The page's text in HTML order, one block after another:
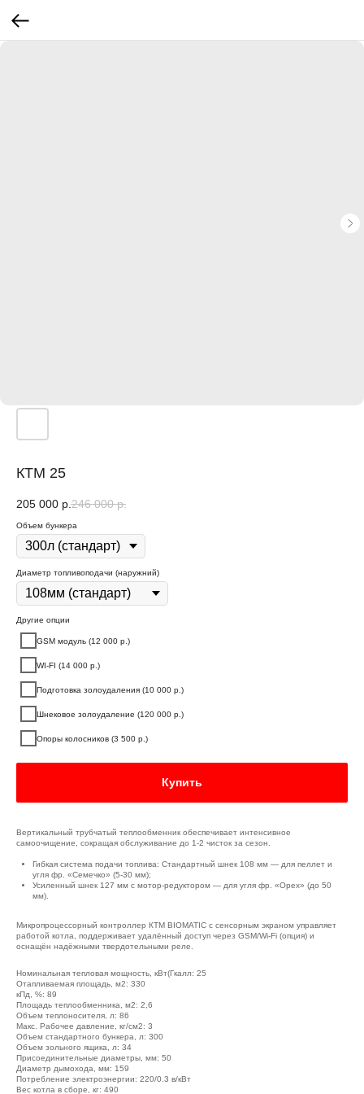
КТМ 25
205 000 р.246 000 р.
Объем бункера
Диаметр топливоподачи (наружний)
Другие опции
GSM модуль (12 000 р.)
WI-FI (14 000 р.)
Подготовка золоудаления (10 000 р.)
Шнековое золоудаление (120 000 р.)
Опоры колосников (3 500 р.)
Купить
Вертикальный трубчатый теплообменник обеспечивает интенсивное
самоочищение, сокращая обслуживание до 1-2 чисток за сезон.
Гибкая система подачи топлива: Стандартный шнек 108 мм — для пеллет и
угля фр. «Семечко» (5-30 мм);
Усиленный шнек 127 мм с мотор-редуктором — для угля фр. «Орех» (до 50
мм).
Микропроцессорный контроллер КТМ BIOMATIC с сенсорным экраном управляет
работой котла, поддерживает удалённый доступ через GSM/Wi-Fi (опция) и
оснащён надёжными твердотельными реле.
Номинальная тепловая мощность, кВт(Гкалл: 25
Отапливаемая площадь, м2: 330
кПд, %: 89
Площадь теплообменника, м2: 2,6
Объем теплоносителя, л: 86
Макс. Рабочее давление, кг/см2: 3
Объем стандартного бункера, л: 300
Объем зольного ящика, л: 34
Присоединительные диаметры, мм: 50
Диаметр дымохода, мм: 159
Потребление электроэнергии: 220/0.3 в/кВт
Вес котла в сборе, кг: 490